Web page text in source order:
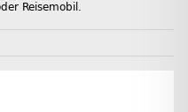
Reisemobil.